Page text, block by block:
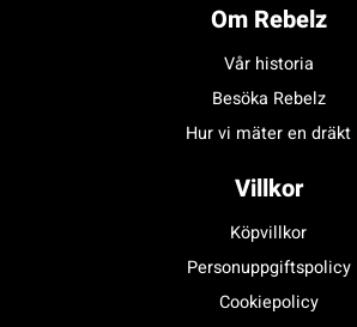
Om Rebelz
Vår historia
Besöka Rebelz
Hur vi mäter en dräkt
Villkor
Köpvillkor
Personuppgiftspolicy
Cookiepolicy